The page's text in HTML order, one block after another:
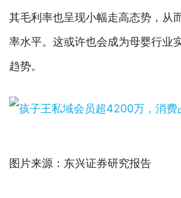
其毛利率也呈现小幅走高态势，从
率水平。这或许也会成为母婴行业
趋势。
图片来源：东兴证券研究报告